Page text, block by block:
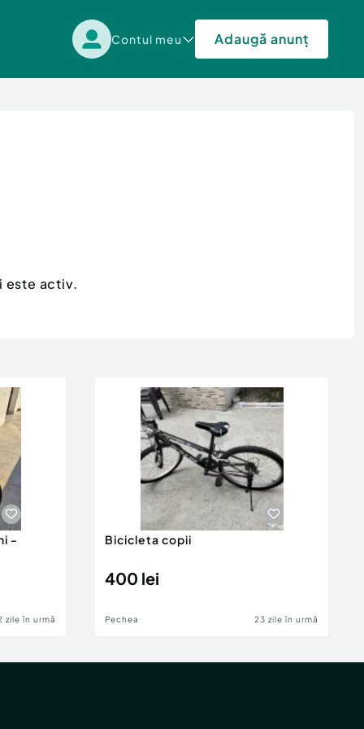
Contul meu Adaugă anunț
este activ.
-
zile în urmă
Bicicleta copii
400 lei
Pechea 23 zile în urmă